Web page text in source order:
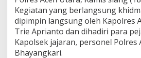
u
m
l
a
h
P
Kegiatan yang berlangsung
dipimpin langsung oleh Kapolres
Trie Aprianto dan dihadiri para
Kapolsek jajaran, personel Polres
Bhayangkari.